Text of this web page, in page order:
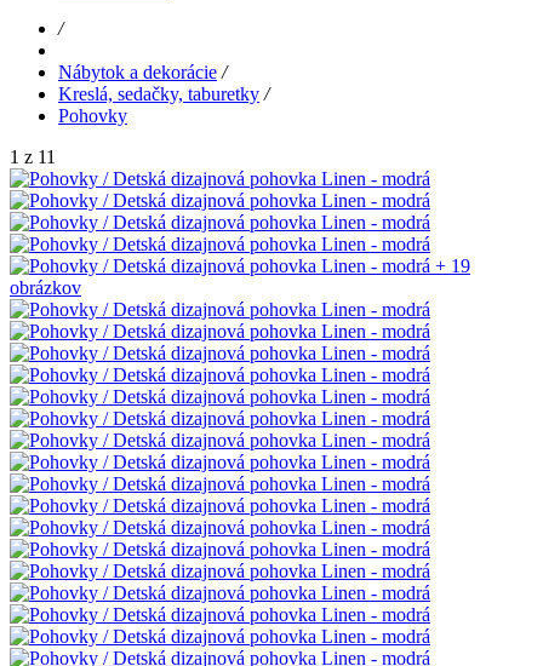
/
Nábytok a dekorácie /
Kreslá, sedačky, taburetky /
Pohovky
1 z 11
+ 19
obrázkov